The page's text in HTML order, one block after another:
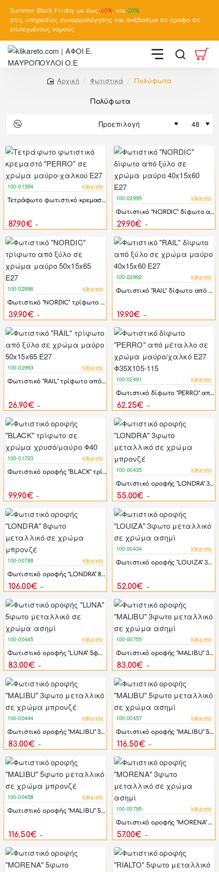
Summer Black Friday με έως-60%, και-20%
στις υπηρεσίες συναρμολόγησης και ανέβασμα σε όροφο σε
επιλεγμένους νομούς
home
Φωτιστικά Πολύφωτα
Πολύφωτα
-13%
100-01394 klikareto
Τετράφωτο φωτιστικό κρεμαστό "PERRO" σε χρώμα μαύρο-χαλκού Ε27
87.90€
-33%
100-02995 klikareto
Φωτιστικό "NORDIC" δίφωτο από ξύλο σε χρώμα μαύρο 40x15x60 E27
29.90€
-35%
100-02996 klikareto
Φωτιστικό "NORDIC" τρίφωτο από ξύλο σε χρώμα μαύρο 50x15x65 E27
39.90€
-29%
100-02992 klikareto
Φωτιστικό "RAIL" δίφωτο από ξύλο σε χρώμα μαύρο 40x15x60 E27
19.90€
-32%
100-02993 klikareto
Φωτιστικό "RAIL" τρίφωτο από ξύλο σε χρώμα μαύρο 50x15x65 E27
26.90€
-38%
100-02491 klikareto
Φωτιστικό δίφωτο "PERRO" από μέταλλο σε χρώμα μαύρο/χαλκό Ε27 Φ35Χ105-115
62.25€
-13%
100-01703 klikareto
Φωτιστικό οροφής "BLACK" τρίφωτο σε χρώμα χρυσό/μαύρο Φ40
99.90€
-17%
100-00435 klikareto
Φωτιστικό οροφής "LONDRA" 3φωτο μεταλλικό σε χρώμα μπρονζέ
55.00€
-17%
100-00788 klikareto
Φωτιστικό οροφής "LONDRA" 8φωτο μεταλλικό σε χρώμα μπρονζέ
106.00€
-48%
100-00434 klikareto
Φωτιστικό οροφής "LOUIZA" 3φωτο μεταλλικό σε χρώμα ασημί
52.00€
-17%
100-00445 klikareto
Φωτιστικό οροφής "LUNA" 5φωτο μεταλλικό σε χρώμα ασημί
83.00€
-17%
100-00755 klikareto
Φωτιστικό οροφής "MALIBU" 3φωτο μεταλλικό σε χρώμα ασημί
83.00€
-17%
100-00444 klikareto
Φωτιστικό οροφής "MALIBU" 3φωτο μεταλλικό σε χρώμα μπρονζέ
83.00€
-17%
100-00457 klikareto
Φωτιστικό οροφής "MALIBU" 5φωτο μεταλλικό σε χρώμα ασημί
116.50€
-17%
100-00458 klikareto
Φωτιστικό οροφής "MALIBU" 5φωτο μεταλλικό σε χρώμα μπρονζέ
116.50€
-17%
100-00795 klikareto
Φωτιστικό οροφής "MORENA" 3φωτο μεταλλικό σε χρώμα ασημί
57.00€